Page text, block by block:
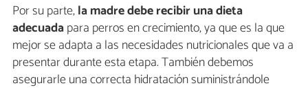
Por su parte,la madre debe recibir una dieta
adecuadapara perros en crecimiento, ya que es la que
mejor se adapta a las necesidades nutricionales que va a
presentar durante esta etapa. También debemos
asegurarle una correcta hidratación suministrándole